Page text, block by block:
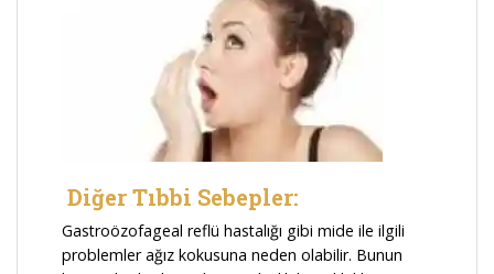
Diğer Tıbbi Sebepler:
Gastroözofageal reflü hastalığı gibi mide ile ilgili
problemler ağız kokusuna neden olabilir. Bunun